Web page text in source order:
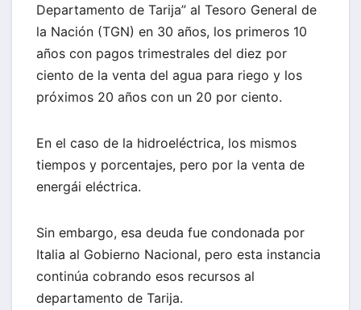
Departamento de Tarija” al Tesoro General de
la Nación (TGN) en 30 años, los primeros 10
años con pagos trimestrales del diez por
ciento de la venta del agua para riego y los
próximos 20 años con un 20 por ciento.
En el caso de la hidroeléctrica, los mismos
tiempos y porcentajes, pero por la venta de
energái eléctrica.
Sin embargo, esa deuda fue condonada por
Italia al Gobierno Nacional, pero esta instancia
continúa cobrando esos recursos al
departamento de Tarija.